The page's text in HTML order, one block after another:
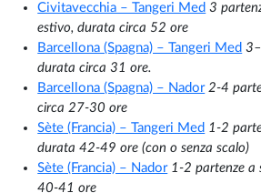
Civitavecchia – Tangeri Med 3
estivo, durata circa 52 ore
Barcellona (Spagna) – Tangeri Med
durata circa 31 ore.
Barcellona (Spagna) – Nador 2-4
circa 27-30 ore
Sète (Francia) – Tangeri Med 1-2
durata 42-49 ore (con o senza scalo)
Sète (Francia) – Nador 1-2 partenze a
40-41 ore